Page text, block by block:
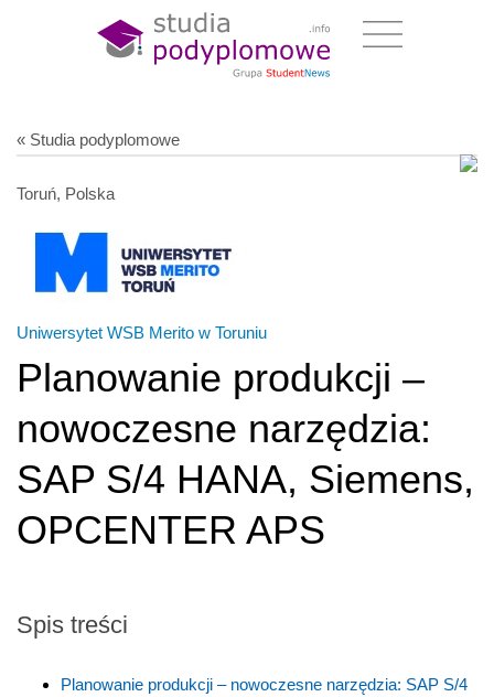
« Studia podyplomowe
Toruń, Polska
Uniwersytet WSB Merito w Toruniu
Planowanie produkcji –
nowoczesne narzędzia:
SAP S/4 HANA, Siemens,
OPCENTER APS
Spis treści
Planowanie produkcji – nowoczesne narzędzia: SAP S/4